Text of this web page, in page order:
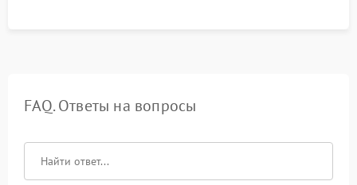
FAQ. Ответы на вопросы